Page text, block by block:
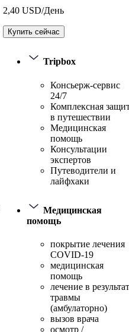
2,40 USD/День
Купить сейчас
Tripbox
Консьерж-сервис
24/7
Комплексная
в путешествии
Медицинская
помощь
Консультации
экспертов
Путеводители и
лайфхаки
Медицинская
помощь
покрытие лечения
COVID-19
медицинская
помощь
лечение в
травмы
(амбулаторно)
вызов врача
осмотр /